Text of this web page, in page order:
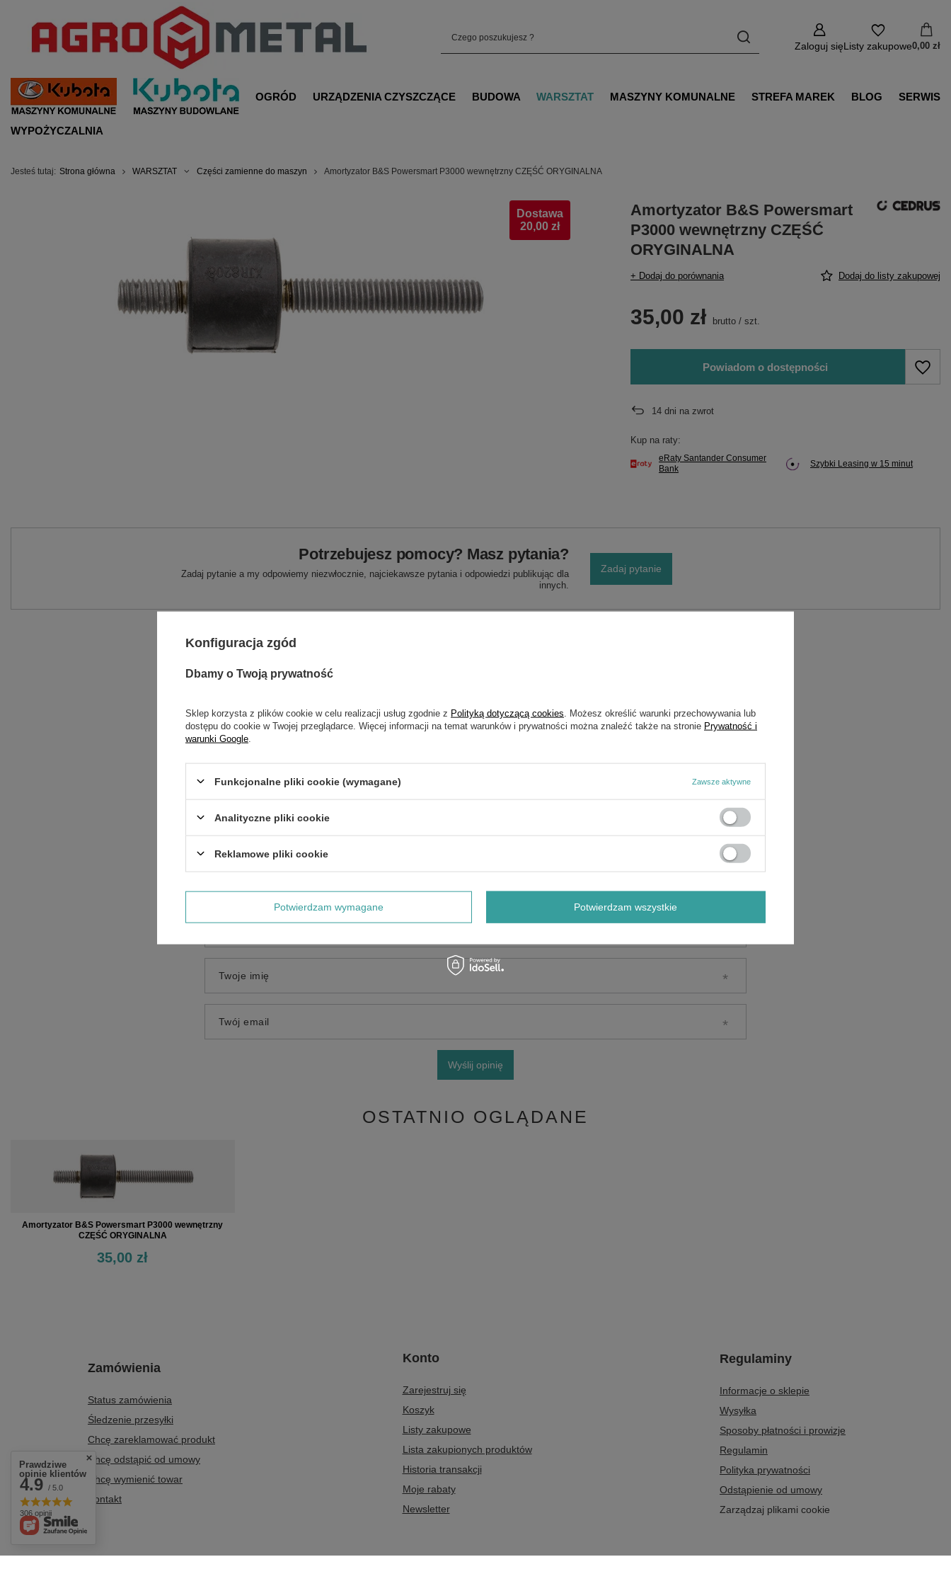
Zaloguj sięListy zakupowe0,00 zł
OGRÓD URZĄDZENIA CZYSZCZĄCE BUDOWA WARSZTAT MASZYNY KOMUNALNE STREFA MAREK BLOG SERWIS
WYPOŻYCZALNIA
Jesteś tutaj: Strona główna WARSZTAT Części zamienne do maszyn Amortyzator B&S Powersmart P3000 wewnętrzny CZĘŚĆ ORYGINALNA
Dostawa
20,00 zł
Amortyzator B&S Powersmart
P3000 wewnętrzny CZĘŚĆ
ORYGINALNA
+ Dodaj do porównania Dodaj do listy zakupowej
35,00 zł brutto /szt.
Powiadom o dostępności
14 dni na zwrot
Kup na raty:
eRaty Santander Consumer
Bank
Szybki Leasing w 15 minut
Potrzebujesz pomocy? Masz pytania?
Zadaj pytanie a my odpowiemy niezwłocznie, najciekawsze pytania i odpowiedzi publikując dla
innych.
Zadaj pytanie
NAPISZ SWOJĄ OPINIĘ
Dodaj własne zdjęcie produktu:
Twoje imię
Twój email
Wyślij opinię
OSTATNIO OGLĄDANE
Amortyzator B&S Powersmart P3000 wewnętrzny
CZĘŚĆ ORYGINALNA
35,00 zł
Zamówienia
Status zamówienia
Śledzenie przesyłki
Chcę zareklamować produkt
Chcę odstąpić od umowy
Chcę wymienić towar
Kontakt
Konto
Zarejestruj się
Koszyk
Listy zakupowe
Lista zakupionych produktów
Historia transakcji
Moje rabaty
Newsletter
Regulaminy
Informacje o sklepie
Wysyłka
Sposoby płatności i prowizje
Regulamin
Polityka prywatności
Odstąpienie od umowy
Zarządzaj plikami cookie
Prawdziwe
opinie klientów
4.9 / 5.0
306 opinii
Konfiguracja zgód
Dbamy o Twoją prywatność
Sklep korzysta z plików cookie w celu realizacji usług zgodnie z Polityką dotyczącą cookies . Możesz określić warunki przechowywania lub
dostępu do cookie w Twojej przeglądarce. Więcej informacji na temat warunków i prywatności można znaleźć także na stronie Prywatność i
warunki Google
Funkcjonalne pliki cookie (wymagane) Zawsze aktywne
Analityczne pliki cookie
Reklamowe pliki cookie
Potwierdzam wymagane Potwierdzam wszystkie